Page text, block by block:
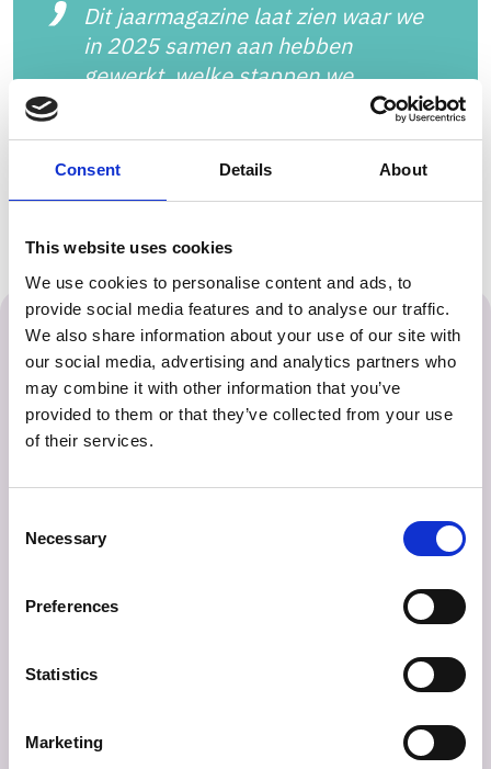
Consent Details About
This website uses cookies
We use cookies to personalise content and ads, to
provide social media features and to analyse our traffic.
We also share information about your use of our site with
our social media, advertising and analytics partners who
may combine it with other information that you’ve
provided to them or that they’ve collected from your use
of their services.
Selection
Necessary
Preferences
Statistics
Marketing
Dit jaarmagazine laat zien waar we
in 2025 samen aan hebben
gewerkt, welke stappen we
hebben gezet - en vooral wat dat
betekent voor de kinderen,
jongeren en gezinnen, want dat is
waar wij het voor doen
Colofon
Teksten interviews: Ellen Popeyus, Pentueel en Janneke
Vollebergh
Fotografie bij interviews: Marieke Zentjens en Els Ruiters
Eindredactie: Esther Janssen en Judith van Vugt,
Dit jaarmagazine is met zorg samen¬gesteld. Toch kan
zijn, dan kun je dit doorgeven via
Aan de inhoud van dit magazine kunnen geen rechten
vermenigvuldigd en/of openbaar worden gemaakt zonder
schriftelijke toestemming van de afdeling Communicatie